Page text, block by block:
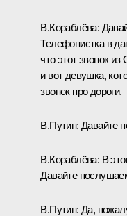
В.Кораблёва:
Телефонистка в
что этот звонок
и вот девушка,
звонок про дороги.
В.Путин: Давайте
В.Кораблёва: В
Давайте
В.Путин: Да,